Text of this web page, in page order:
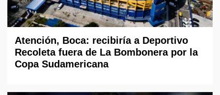
Atención, Boca: recibiría a Deportivo
Recoleta fuera de La Bombonera por la
Copa Sudamericana